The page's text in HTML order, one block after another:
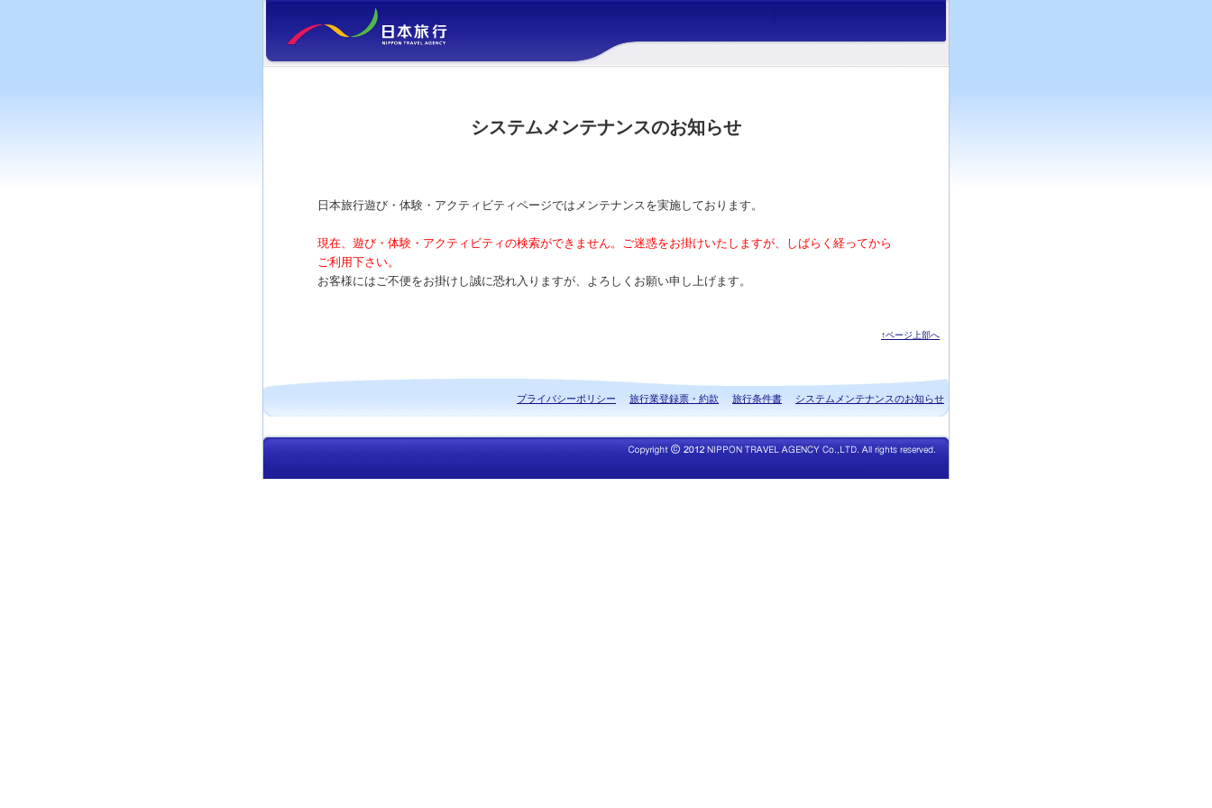
システムメンテナンスのお知らせ
日本旅行遊び・体験・アクティビティページではメンテナンスを実施しております。
現在、遊び・体験・アクティビティの検索ができません。ご迷惑をお掛けいたしますが、しばらく経ってから
ご利用下さい。
お客様にはご不便をお掛けし誠に恐れ入りますが、よろしくお願い申し上げます。
↑ページ上部へ
プライバシーポリシー 旅行業登録票・約款 旅行条件書 システムメンテナンスのお知らせ